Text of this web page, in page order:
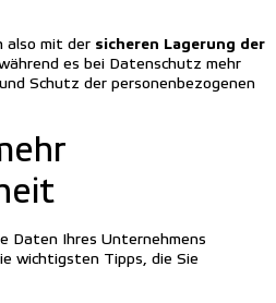
also mit der sicheren Lagerung der
es bei Datenschutz mehr
Schutz der personenbezogenen
Daten Ihres Unternehmens
wichtigsten Tipps, die Sie